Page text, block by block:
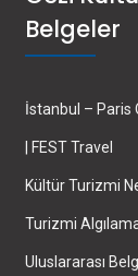
Belgeler
İstanbul – Paris
| FEST Travel
Kültür Turizmi
Turizmi
Uluslararası